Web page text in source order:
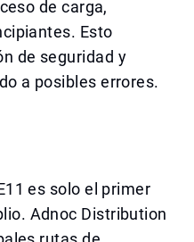
de carga,
Esto
de seguridad y
a posibles errores.
es solo el primer
Adnoc Distribution